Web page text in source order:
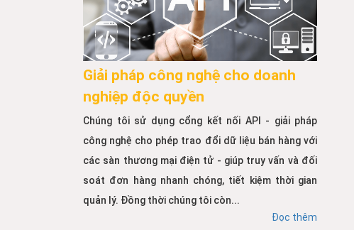
Giải pháp công nghệ cho doanh
nghiệp độc quyền
Chúng tôi sử dụng cổng kết nối API - giải pháp
công nghệ cho phép trao đổi dữ liệu bán hàng với
các sàn thương mại điện tử - giúp truy vấn và đối
soát đơn hàng nhanh chóng, tiết kiệm thời gian
quản lý. Đồng thời chúng tôi còn...
Đọc thêm